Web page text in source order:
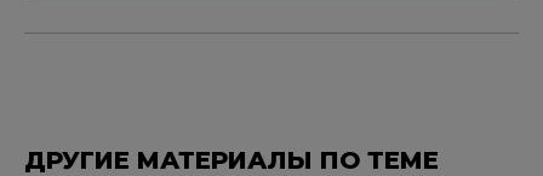
ДРУГИЕ МАТЕРИАЛЫ ПО ТЕМЕ